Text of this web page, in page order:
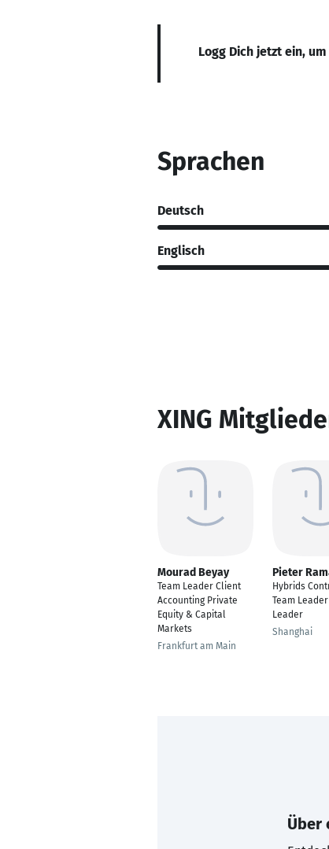
Logg Dich jetzt ein,
Sprachen
Deutsch
Englisch
XING
Mourad Beyay
Team Leader Client
Accounting Private
Equity & Capital
Markets
Frankfurt am Main
Pieter
Hybrids
Team
Leader
Shanghai
Über